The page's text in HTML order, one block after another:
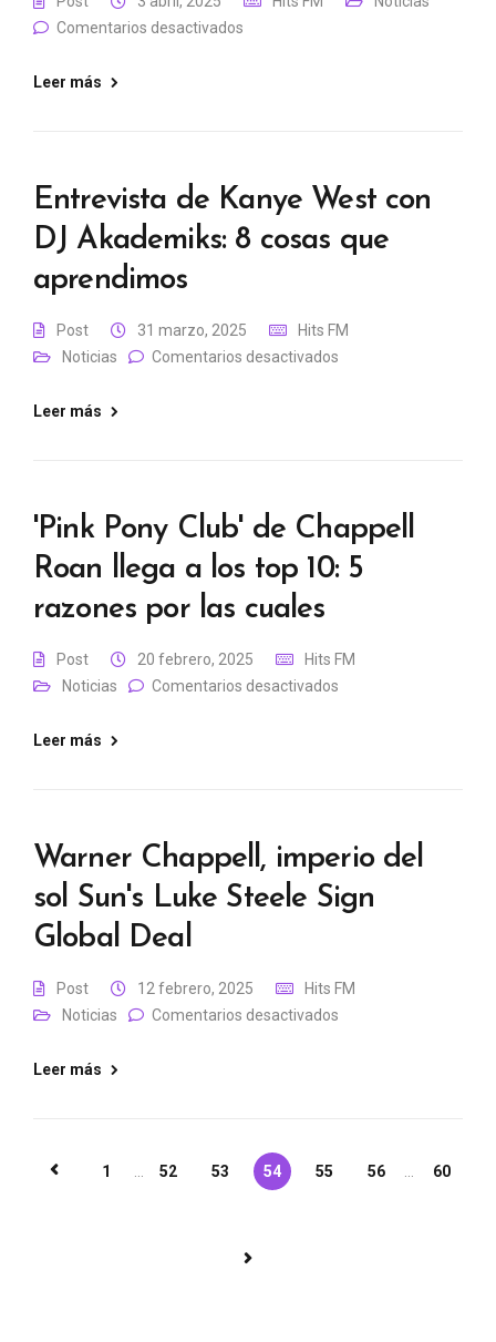
Comentarios desactivados
Leer más
Entrevista de Kanye West con
DJ Akademiks: 8 cosas que
aprendimos
Post 31 marzo, 2025
Hits FM
Noticias
Comentarios desactivados
Leer más
'Pink Pony Club' de Chappell
Roan llega a los top 10: 5
razones por las cuales
Post 20 febrero, 2025
Hits FM
Noticias
Comentarios desactivados
Leer más
Warner Chappell, imperio del
sol Sun's Luke Steele Sign
Global Deal
Post 12 febrero, 2025
Hits FM
Noticias
Comentarios desactivados
Leer más
1 52 53 54 55 56 60